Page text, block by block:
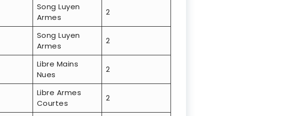
Song Luyen
Armes
2
Song Luyen
Armes
2
Libre Mains
Nues
2
Libre Armes
Courtes
2